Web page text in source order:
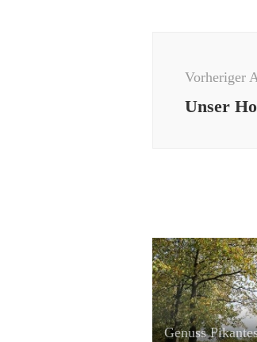
Vorheriger
Unser
Genuss